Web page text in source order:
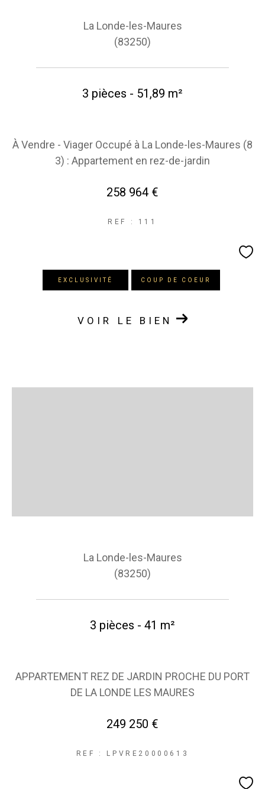
La Londe-les-Maures
(83250)
3 pièces - 51,89 m²
À Vendre - Viager Occupé à La Londe-les-Maures (8
3) : Appartement en rez-de-jardin
258 964 €
REF : 111
EXCLUSIVITÉ COUP DE COEUR
VOIR LE BIEN
La Londe-les-Maures
(83250)
3 pièces - 41 m²
APPARTEMENT REZ DE JARDIN PROCHE DU PORT
DE LA LONDE LES MAURES
249 250 €
REF : LPVRE20000613